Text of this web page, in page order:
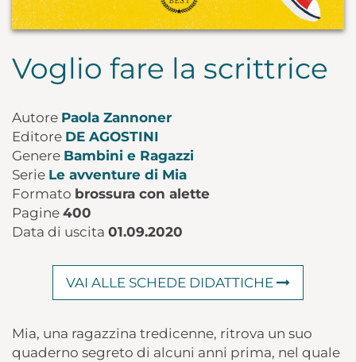
Voglio fare la scrittrice
Autore Paola Zannoner
Editore DE AGOSTINI
Genere Bambini e Ragazzi
Serie Le avventure di Mia
Formato brossura con alette
Pagine 400
Data di uscita 01.09.2020
VAI ALLE SCHEDE DIDATTICHE
Mia, una ragazzina tredicenne, ritrova un suo
quaderno segreto di alcuni anni prima, nel quale